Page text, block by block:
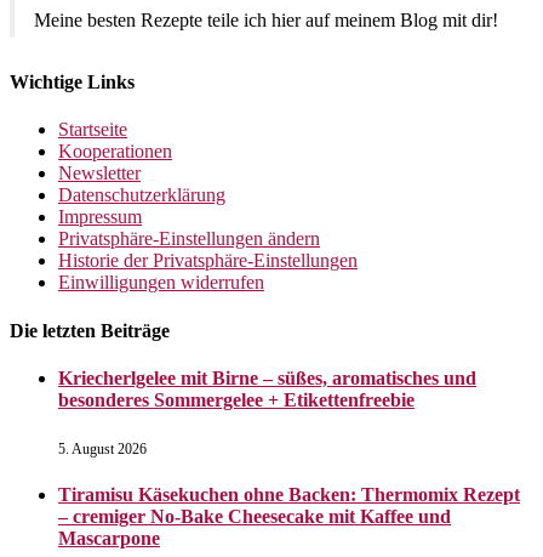
Meine besten Rezepte teile ich hier auf meinem Blog mit dir!
Wichtige Links
Startseite
Kooperationen
Newsletter
Datenschutzerklärung
Impressum
Privatsphäre-Einstellungen ändern
Historie der Privatsphäre-Einstellungen
Einwilligungen widerrufen
Die letzten Beiträge
Kriecherlgelee mit Birne – süßes, aromatisches und
besonderes Sommergelee + Etikettenfreebie
5. August 2026
Tiramisu Käsekuchen ohne Backen: Thermomix Rezept
– cremiger No-Bake Cheesecake mit Kaffee und
Mascarpone